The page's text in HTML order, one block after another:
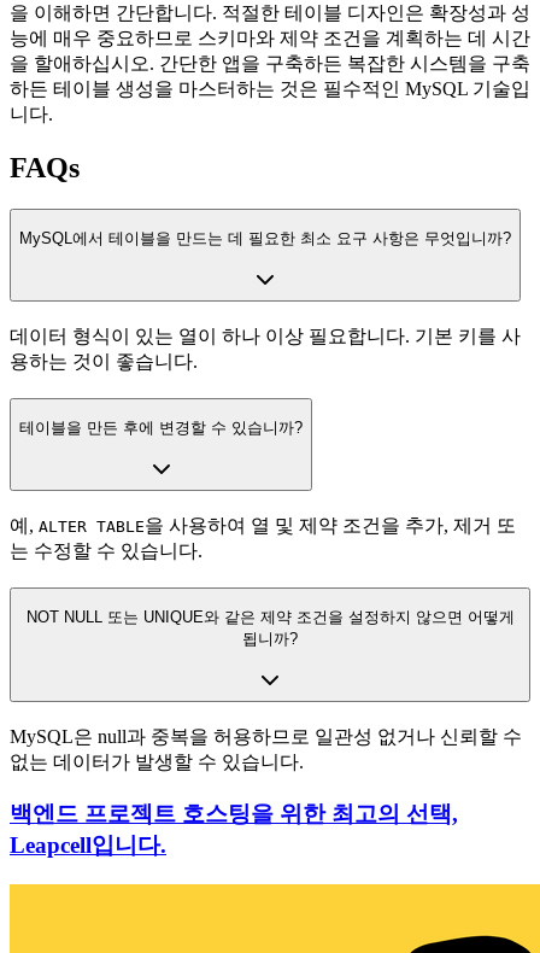
을 이해하면 간단합니다. 적절한 테이블 디자인은 확장성과 성
능에 매우 중요하므로 스키마와 제약 조건을 계획하는 데 시간
을 할애하십시오. 간단한 앱을 구축하든 복잡한 시스템을 구축
하든 테이블 생성을 마스터하는 것은 필수적인 MySQL 기술입
니다.
FAQs
MySQL에서 테이블을 만드는 데 필요한 최소 요구 사항은 무엇입니까?
데이터 형식이 있는 열이 하나 이상 필요합니다. 기본 키를 사
용하는 것이 좋습니다.
테이블을 만든 후에 변경할 수 있습니까?
예, ALTER TABLE을 사용하여 열 및 제약 조건을 추가, 제거 또
는 수정할 수 있습니다.
NOT NULL 또는 UNIQUE와 같은 제약 조건을 설정하지 않으면 어떻게
됩니까?
MySQL은 null과 중복을 허용하므로 일관성 없거나 신뢰할 수
없는 데이터가 발생할 수 있습니다.
백엔드 프로젝트 호스팅을 위한 최고의 선택,
Leapcell입니다.